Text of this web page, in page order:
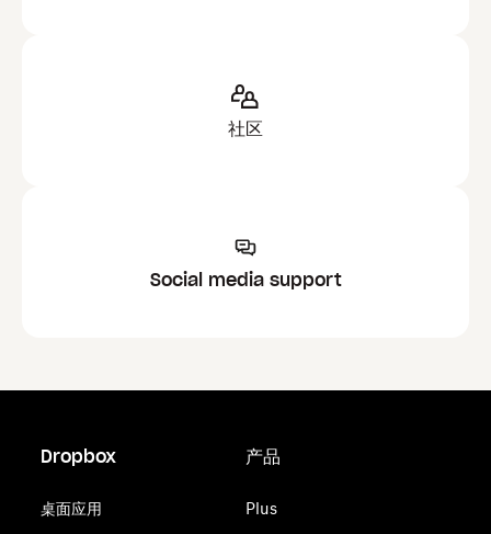
社区
Social media support
Dropbox
桌面应用
产品
Plus